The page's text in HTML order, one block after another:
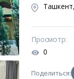
Просмотр:
0
Поделиться: